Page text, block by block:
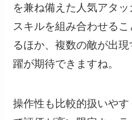
を兼ね備えた人気アタ
スキルを組み合わせる
るほか、複数の敵が出
躍が期待できますね。
操作性も比較的扱いや